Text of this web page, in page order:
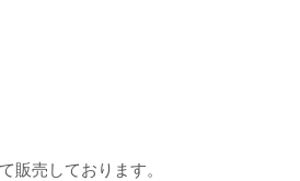
販売しております。